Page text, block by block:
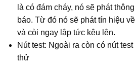
là có đám cháy, nó sẽ phát
báo. Từ đó nó sẽ phát tín hiệu
và còi ngay lập tức kêu lên.
Nút test: Ngoài ra còn có nút
thử